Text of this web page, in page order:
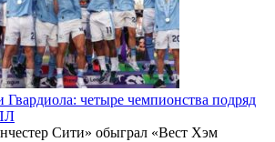
четыре чемпионства подряд
Сити» обыграл «Вест Хэм